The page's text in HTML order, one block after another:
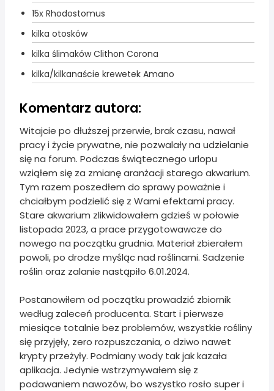
15x Rhodostomus
kilka otosków
kilka ślimaków Clithon Corona
kilka/kilkanaście krewetek Amano
Komentarz autora:
Witajcie po dłuższej przerwie, brak czasu, nawał
pracy i życie prywatne, nie pozwalały na udzielanie
się na forum. Podczas świątecznego urlopu
wziąłem się za zmianę aranżacji starego akwarium.
Tym razem poszedłem do sprawy poważnie i
chciałbym podzielić się z Wami efektami pracy.
Stare akwarium zlikwidowałem gdzieś w połowie
listopada 2023, a prace przygotowawcze do
nowego na początku grudnia. Materiał zbierałem
powoli, po drodze myśląc nad roślinami. Sadzenie
roślin oraz zalanie nastąpiło 6.01.2024.
Postanowiłem od początku prowadzić zbiornik
według zaleceń producenta. Start i pierwsze
miesiące totalnie bez problemów, wszystkie rośliny
się przyjęły, zero rozpuszczania, o dziwo nawet
krypty przeżyły. Podmiany wody tak jak kazała
aplikacja. Jedynie wstrzymywałem się z
podawaniem nawozów, bo wszystko rosło super i